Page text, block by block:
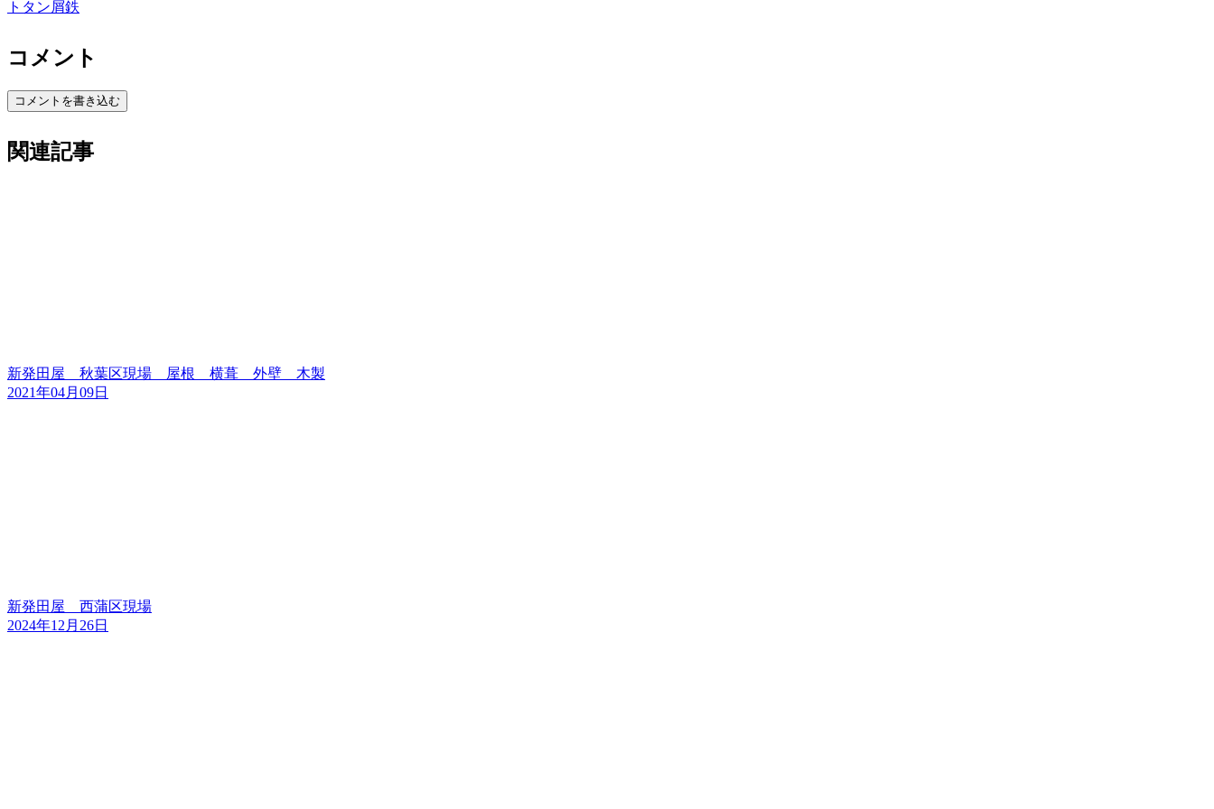
トタン屑鉄
コメント
コメントを書き込む
関連記事
新発田屋 秋葉区現場 屋根 横葺 外壁 木製
2021年04月09日
新発田屋 西蒲区現場
2024年12月26日